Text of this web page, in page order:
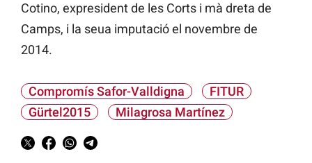
Cotino, expresident de les Corts i mà dreta de
Camps, i la seua imputació el novembre de
2014.
Compromís Safor-Valldigna
FITUR
Gürtel2015
Milagrosa Martínez